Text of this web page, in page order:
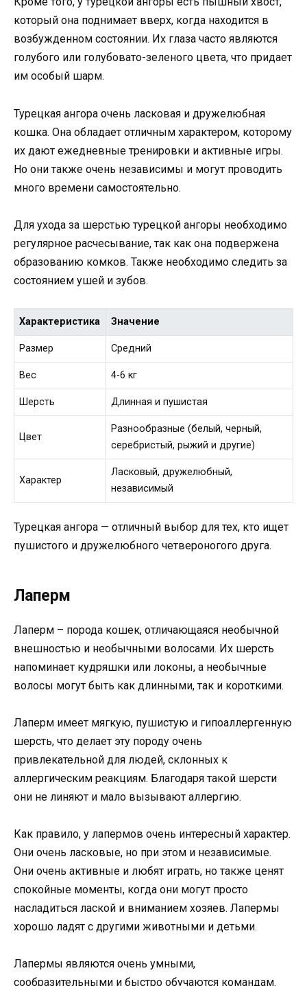
который она поднимает вверх, когда находится в
возбужденном состоянии. Их глаза часто являются
голубого или голубовато-зеленого цвета, что придает
им особый шарм.
Турецкая ангора очень ласковая и дружелюбная
кошка. Она обладает отличным характером, которому
их дают ежедневные тренировки и активные игры.
Но они также очень независимы и могут проводить
много времени самостоятельно.
Для ухода за шерстью турецкой ангоры необходимо
регулярное расчесывание, так как она подвержена
образованию комков. Также необходимо следить за
состоянием ушей и зубов.
Характеристика Значение
Размер Средний
Вес 4-6 кг
Шерсть Длинная и пушистая
Цвет
Разнообразные (белый, черный,
серебристый, рыжий и другие)
Характер
Ласковый, дружелюбный,
независимый
Турецкая ангора — отличный выбор для тех, кто ищет
пушистого и дружелюбного четвероногого друга.
Лаперм
Лаперм – порода кошек, отличающаяся необычной
внешностью и необычными волосами. Их шерсть
напоминает кудряшки или локоны, а необычные
волосы могут быть как длинными, так и короткими.
Лаперм имеет мягкую, пушистую и гипоаллергенную
шерсть, что делает эту породу очень
привлекательной для людей, склонных к
аллергическим реакциям. Благодаря такой шерсти
они не линяют и мало вызывают аллергию.
Как правило, у лапермов очень интересный характер.
Они очень ласковые, но при этом и независимые.
Они очень активные и любят играть, но также ценят
спокойные моменты, когда они могут просто
насладиться лаской и вниманием хозяев. Лапермы
хорошо ладят с другими животными и детьми.
Лапермы являются очень умными,
сообразительными и быстро обучаются командам.